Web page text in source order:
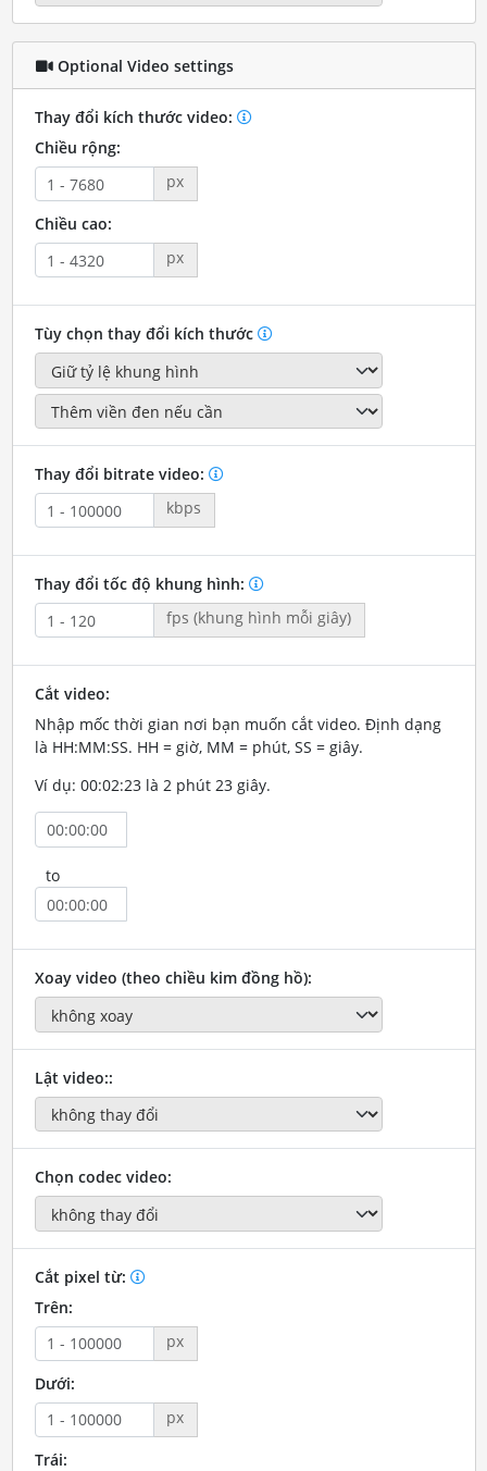
Optional Video settings
Thay đổi kích thước video:
Chiều rộng:
px
Chiều cao:
px
Tùy chọn thay đổi kích thước
Thay đổi bitrate video:
kbps
Thay đổi tốc độ khung hình:
fps (khung hình mỗi giây)
Cắt video:
Nhập mốc thời gian nơi bạn muốn cắt video. Định dạng
là HH:MM:SS. HH = giờ, MM = phút, SS = giây.
Ví dụ: 00:02:23 là 2 phút 23 giây.
to
Xoay video (theo chiều kim đồng hồ):
Lật video::
Chọn codec video:
Cắt pixel từ:
Trên:
px
Dưới:
px
Trái: